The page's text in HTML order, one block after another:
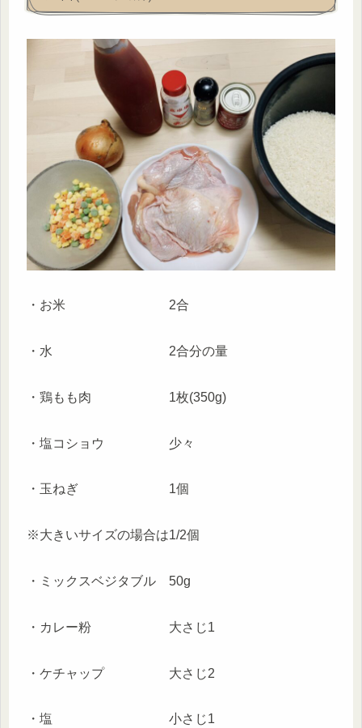
・お米 2合
・水 2合分の量
・鶏もも肉 1枚(350g)
・塩コショウ 少々
・玉ねぎ 1個
※大きいサイズの場合は1/2個
・ミックスベジタブル 50g
・カレー粉 大さじ1
・ケチャップ 大さじ2
・塩 小さじ1